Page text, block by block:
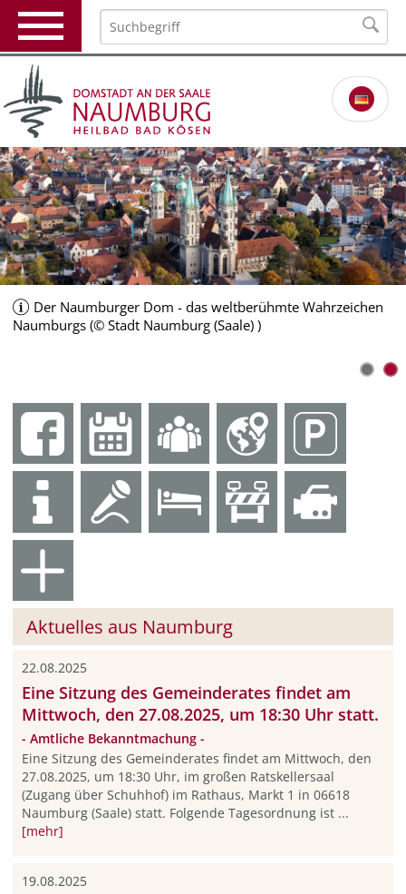
Der Naumburger Dom - das weltberühmte Wahrzeichen
Naumburgs (© Stadt Naumburg (Saale) )
Aktuelles aus Naumburg
22.08.2025
Eine Sitzung des Gemeinderates findet am
Mittwoch, den 27.08.2025, um 18:30 Uhr statt.
- Amtliche Bekanntmachung -
Eine Sitzung des Gemeinderates findet am Mittwoch, den
27.08.2025, um 18:30 Uhr, im großen Ratskellersaal
(Zugang über Schuhhof) im Rathaus, Markt 1 in 06618
Naumburg (Saale) statt. Folgende Tagesordnung ist ...
[mehr]
19.08.2025